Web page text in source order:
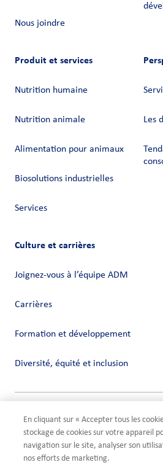
Nous joindre
Produit et services
Nutrition humaine
Nutrition animale
Alimentation pour animaux
Biosolutions industrielles
Services
Les
Culture et carrières
Joignez-vous à l’équipe ADM
Carrières
Formation et développement
Diversité, équité et inclusion
Vie privée
Conditions
Compliance
Paramètres des cookies
En cliquant sur « Accepter tous les
stockage de cookies sur votre appareil
navigation sur le site, analyser son
nos efforts de marketing.